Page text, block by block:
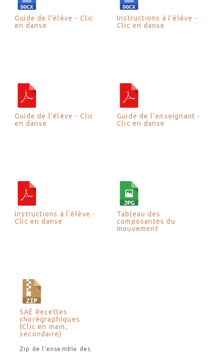
Guide de l’élève - Clic
en danse
Instructions à l’élève -
Clic en danse
Guide de l’élève - Clic
en danse
Guide de l’enseignant -
Clic en danse
Instructions à l’élève -
Clic en danse
Tableau des
composantes du
mouvement
SAÉ Recettes
chorégraphiques
(Clic en main,
secondaire)
Zip de l'ensemble des